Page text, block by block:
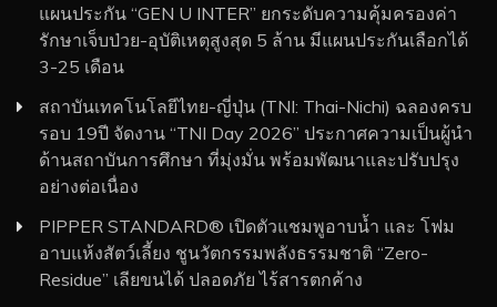
แผนประกัน “GEN U INTER” ยกระดับความคุ้มครองค่า
รักษาเจ็บป่วย-อุบัติเหตุสูงสุด 5 ล้าน มีแผนประกันเลือกได้
3-25 เดือน
สถาบันเทคโนโลยีไทย-ญี่ปุ่น (TNI: Thai-Nichi) ฉลองครบ
รอบ 19ปี จัดงาน “TNI Day 2026” ประกาศความเป็นผู้นำ
ด้านสถาบันการศึกษา ที่มุ่งมั่น พร้อมพัฒนาและปรับปรุง
อย่างต่อเนื่อง
PIPPER STANDARD® เปิดตัวแชมพูอาบน้ำ และ โฟม
อาบแห้งสัตว์เลี้ยง ชูนวัตกรรมพลังธรรมชาติ “Zero-
Residue” เลียขนได้ ปลอดภัย ไร้สารตกค้าง